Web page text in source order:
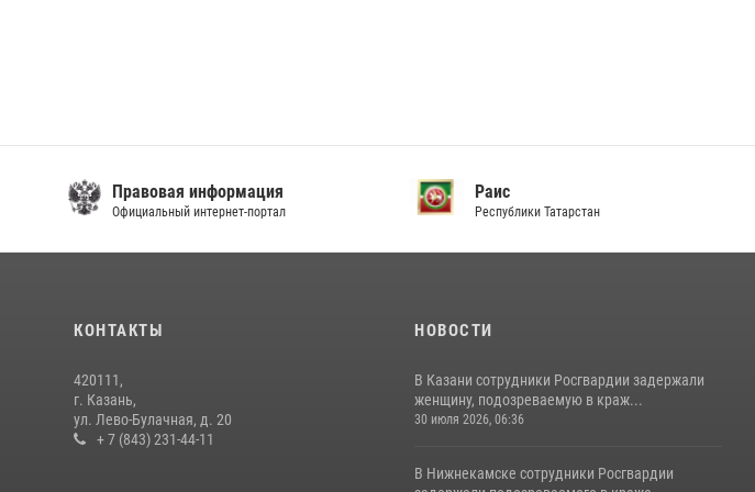
Правовая информация
Официальный интернет-портал
Раис
Республики Татарстан
КОНТАКТЫ
420111,
г. Казань,
ул. Лево-Булачная, д. 20
+ 7 (843) 231-44-11
НОВОСТИ
В Казани сотрудники Росгвардии задержали
женщину, подозреваемую в краж...
30 июля 2026, 06:36
В Нижнекамске сотрудники Росгвардии